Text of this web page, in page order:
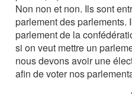
Non non et non. Ils sont
parlement des parlements.
parlement de la
si on veut mettre un
nous devons avoir une
afin de voter nos